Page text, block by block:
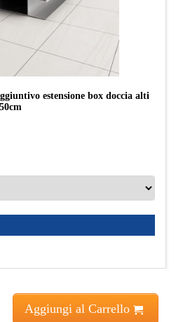
estensione box doccia alti
Aggiungi al Carrello